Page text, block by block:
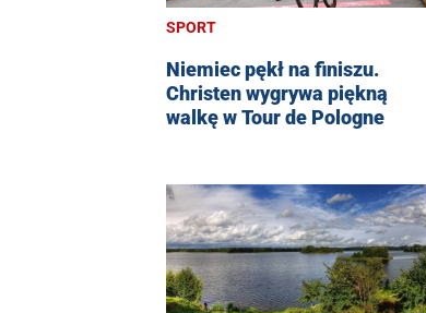
SPORT
Niemiec pękł na finiszu.
Christen wygrywa piękną
walkę w Tour de Pologne